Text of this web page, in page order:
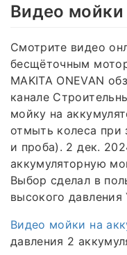
Видео мойки
Смотрите видео
бесщёточным
MAKITA ONEVAN
канале
мойку на
отмыть колеса при
и проба). 2 дек.
аккумуляторную
Выбор сделал в
высокого давления
Видео мойки на
давления 2